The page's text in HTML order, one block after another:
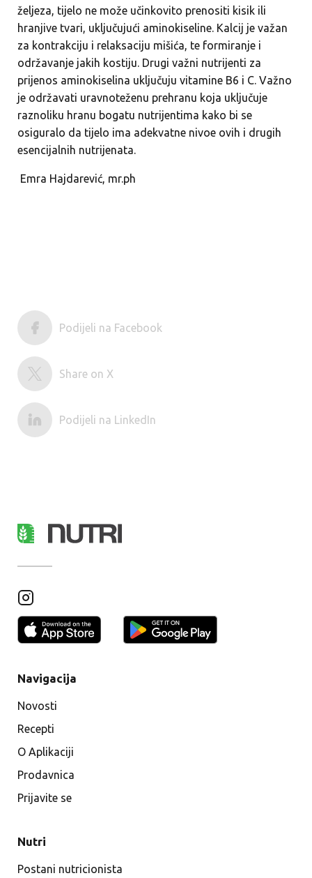
željeza, tijelo ne može učinkovito prenositi kisik ili
hranjive tvari, uključujući aminokiseline. Kalcij je važan
za kontrakciju i relaksaciju mišića, te formiranje i
održavanje jakih kostiju. Drugi važni nutrijenti za
prijenos aminokiselina uključuju vitamine B6 i C. Važno
je održavati uravnoteženu prehranu koja uključuje
raznoliku hranu bogatu nutrijentima kako bi se
osiguralo da tijelo ima adekvatne nivoe ovih i drugih
esencijalnih nutrijenata.
Emra Hajdarević, mr.ph
Podijeli na Facebook
Share on X
Podijeli na LinkedIn
Navigacija
Novosti
Recepti
O Aplikaciji
Prodavnica
Prijavite se
Nutri
Postani nutricionista